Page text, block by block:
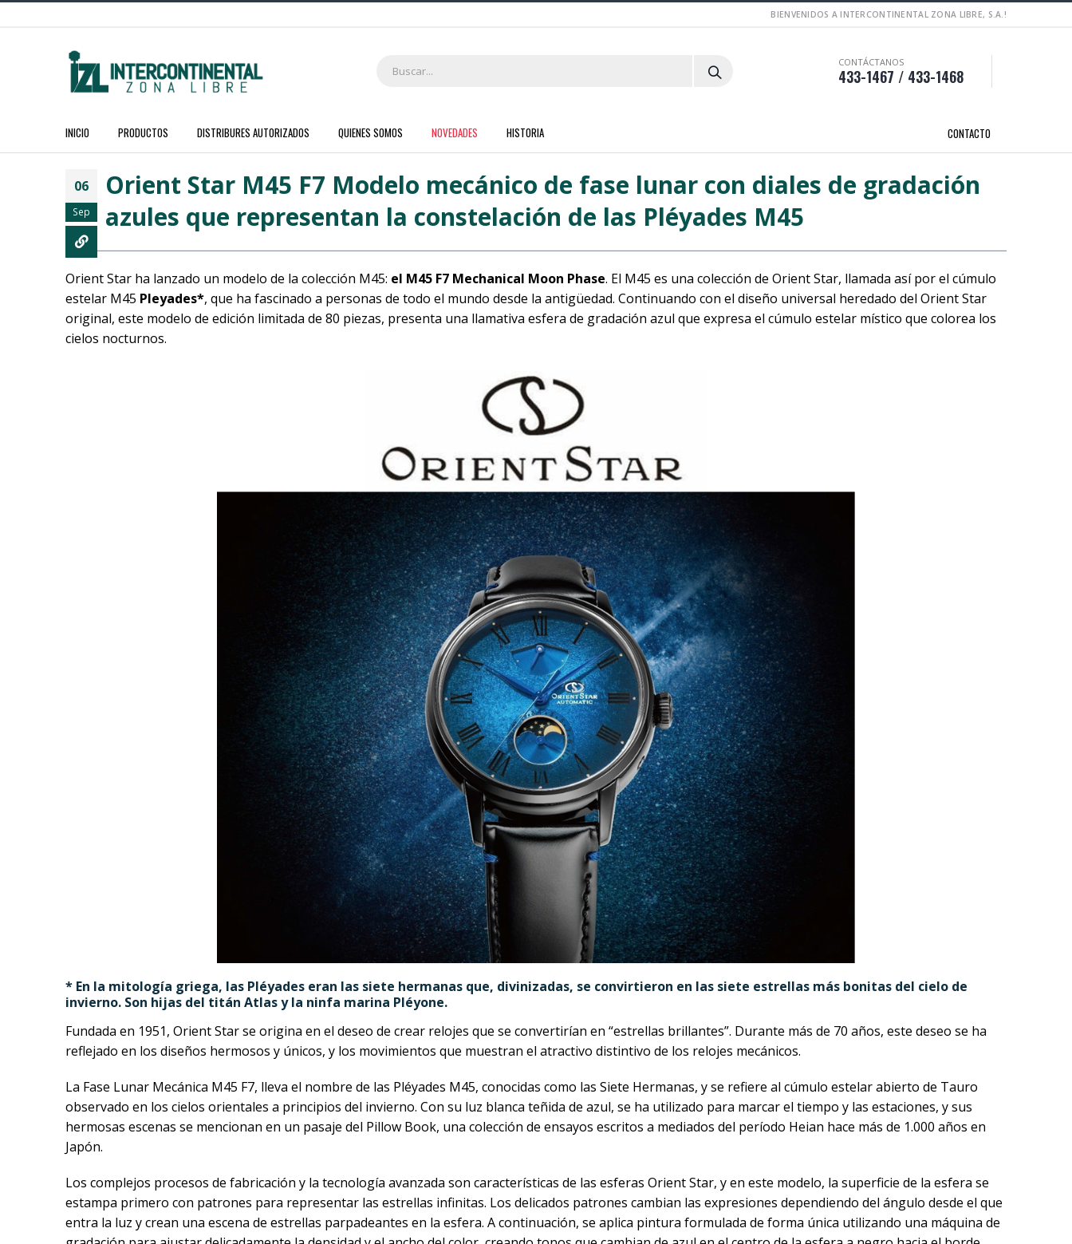
BIENVENIDOS A INTERCONTINENTAL ZONA LIBRE, S.A.!
CONTÁCTANOS
433-1467 / 433-1468
INICIO PRODUCTOS DISTRIBURES AUTORIZADOS QUIENES SOMOS NOVEDADES HISTORIA CONTACTO
06
Sep
Orient Star M45 F7 Modelo mecánico de fase lunar con diales de gradación
azules que representan la constelación de las Pléyades M45
Orient Star ha lanzado un modelo de la colección M45: el M45 F7 Mechanical Moon Phase. El M45 es una colección de Orient Star, llamada así por el cúmulo
estelar M45 Pleyades*, que ha fascinado a personas de todo el mundo desde la antigüedad. Continuando con el diseño universal heredado del Orient Star
original, este modelo de edición limitada de 80 piezas, presenta una llamativa esfera de gradación azul que expresa el cúmulo estelar místico que colorea los
cielos nocturnos.
* En la mitología griega, las Pléyades eran las siete hermanas que, divinizadas, se convirtieron en las siete estrellas más bonitas del cielo de
invierno. Son hijas del titán Atlas y la ninfa marina Pléyone.
Fundada en 1951, Orient Star se origina en el deseo de crear relojes que se convertirían en “estrellas brillantes”. Durante más de 70 años, este deseo se ha
reflejado en los diseños hermosos y únicos, y los movimientos que muestran el atractivo distintivo de los relojes mecánicos.
La Fase Lunar Mecánica M45 F7, lleva el nombre de las Pléyades M45, conocidas como las Siete Hermanas, y se refiere al cúmulo estelar abierto de Tauro
observado en los cielos orientales a principios del invierno. Con su luz blanca teñida de azul, se ha utilizado para marcar el tiempo y las estaciones, y sus
hermosas escenas se mencionan en un pasaje del Pillow Book, una colección de ensayos escritos a mediados del período Heian hace más de 1.000 años en
Japón.
Los complejos procesos de fabricación y la tecnología avanzada son características de las esferas Orient Star, y en este modelo, la superficie de la esfera se
estampa primero con patrones para representar las estrellas infinitas. Los delicados patrones cambian las expresiones dependiendo del ángulo desde el que
entra la luz y crean una escena de estrellas parpadeantes en la esfera. A continuación, se aplica pintura formulada de forma única utilizando una máquina de